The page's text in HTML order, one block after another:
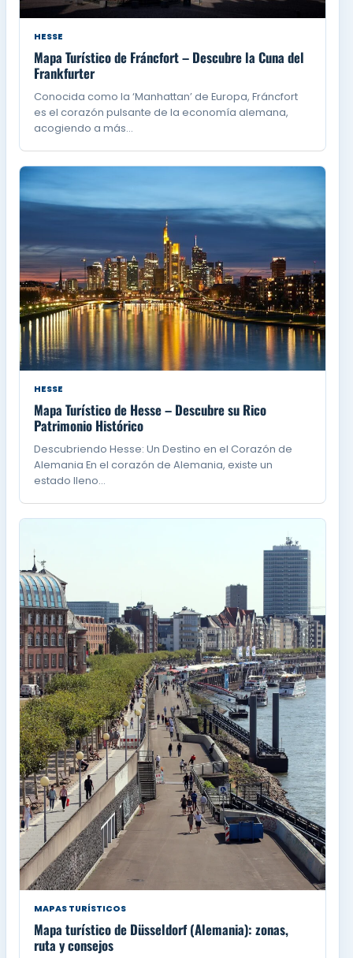
HESSE
Mapa Turístico de Fráncfort – Descubre la Cuna del
Frankfurter
Conocida como la ‘Manhattan’ de Europa, Fráncfort
es el corazón pulsante de la economía alemana,
acogiendo a más…
HESSE
Mapa Turístico de Hesse – Descubre su Rico
Patrimonio Histórico
Descubriendo Hesse: Un Destino en el Corazón de
Alemania En el corazón de Alemania, existe un
estado lleno…
MAPAS TURÍSTICOS
Mapa turístico de Düsseldorf (Alemania): zonas,
ruta y consejos